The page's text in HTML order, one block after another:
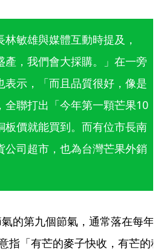
林敏雄與媒體互動時提及，
產，我們會大採購。」在一旁
表示，「而且品質很好，像是
全聯打出「今年第一顆芒果10
板價就能買到。而有位市長南
公司超市，也為台灣芒果外銷
氣的第九個節氣，通常落在每年
指「有芒的麥子快收，有芒的